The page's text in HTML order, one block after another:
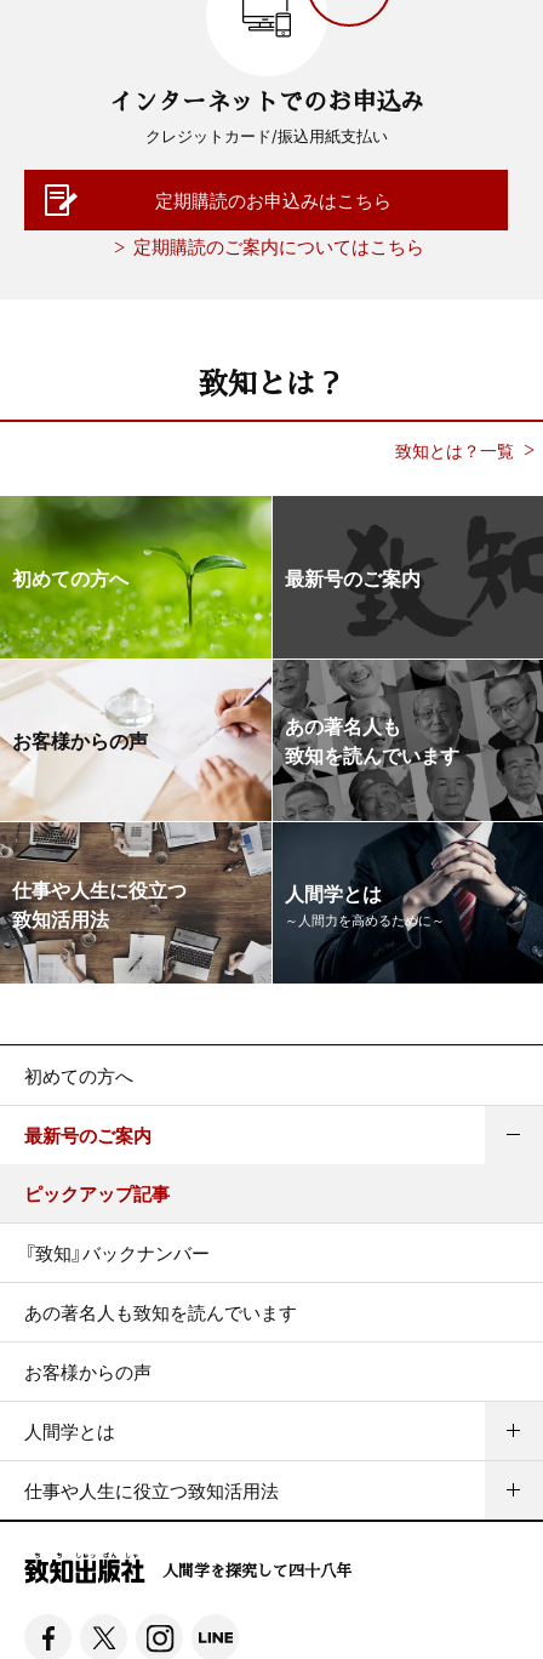
インターネットでのお申込み
クレジットカード/振込用紙支払い
定期購読のお申込みはこちら
定期購読のご案内についてはこちら
致知とは？
致知とは？一覧
初めての方へ 最新号のご案内
お客様からの声
あの著名人も
致知を読んでいます
仕事や人生に役立つ
致知活用法
人間学とは
～人間力を高めるために～
初めての方へ
最新号のご案内
ピックアップ記事
『致知』バックナンバー
あの著名人も致知を読んでいます
お客様からの声
人間学とは
仕事や人生に役立つ致知活用法
人間学を探究して四十八年